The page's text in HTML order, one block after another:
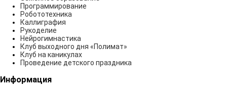
Программирование
Робототехника
Каллиграфия
Рукоделие
Нейрогимнастика
Клуб выходного дня «Полимат»
Клуб на каникулах
Проведение детского праздника
Информация